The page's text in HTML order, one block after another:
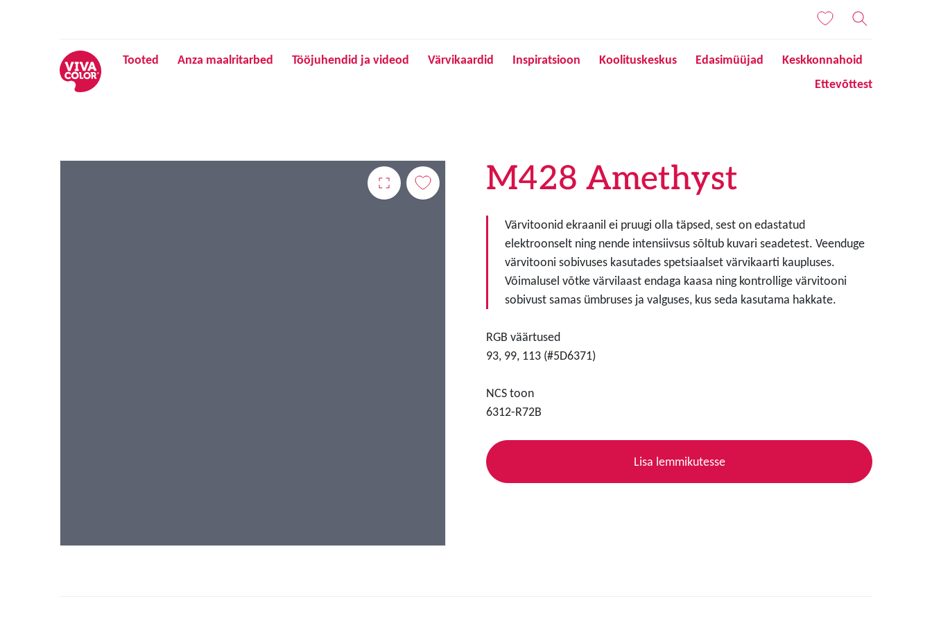
Tooted Anza maalritarbed Tööjuhendid ja videod Värvikaardid Inspiratsioon Koolituskeskus Edasimüüjad
Keskkonnahoid
Ettevõttest
M428 Amethyst
Värvitoonid ekraanil ei pruugi olla täpsed, sest on edastatud
elektroonselt ning nende intensiivsus sõltub kuvari seadetest. Veenduge
värvitooni sobivuses kasutades spetsiaalset värvikaarti kaupluses.
Võimalusel võtke värvilaast endaga kaasa ning kontrollige värvitooni
sobivust samas ümbruses ja valguses, kus seda kasutama hakkate.
RGB väärtused
93, 99, 113 (#5D6371)
NCS toon
6312-R72B
Lisa lemmikutesse